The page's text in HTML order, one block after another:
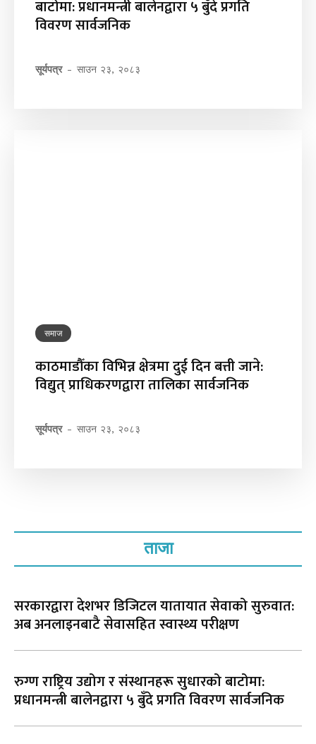
बाटोमा: प्रधानमन्त्री बालेनद्वारा ५ बुँदे प्रगति
विवरण सार्वजनिक
सूर्यपत्र - साउन २३, २०८३
समाज
काठमाडौँका विभिन्न क्षेत्रमा दुई दिन बत्ती जाने:
विद्युत् प्राधिकरणद्वारा तालिका सार्वजनिक
सूर्यपत्र - साउन २३, २०८३
ताजा
सरकारद्वारा देशभर डिजिटल यातायात सेवाको सुरुवात:
अब अनलाइनबाटै सेवासहित स्वास्थ्य परीक्षण
रुग्ण राष्ट्रिय उद्योग र संस्थानहरू सुधारको बाटोमा:
प्रधानमन्त्री बालेनद्वारा ५ बुँदे प्रगति विवरण सार्वजनिक